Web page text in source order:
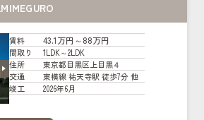
賃料 43.1万円～88万円
間取り
1LDK～2LDK
住所
東京都目黒区上目黒４
交通
東横線 祐天寺駅 徒歩7分 他
竣工
2026年6月